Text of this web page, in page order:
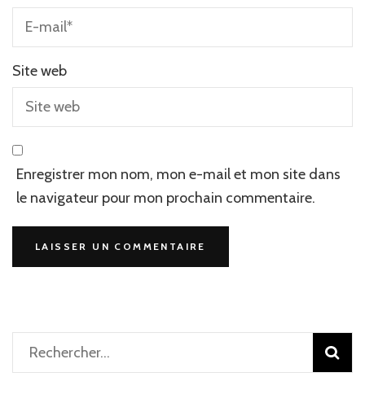
Site web
Enregistrer mon nom, mon e-mail et mon site dans
le navigateur pour mon prochain commentaire.
Rechercher :